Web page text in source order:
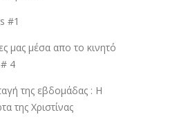
#1
μας μέσα απο το κινητό
4
της εβδομάδας : Η
της Χριστίνας